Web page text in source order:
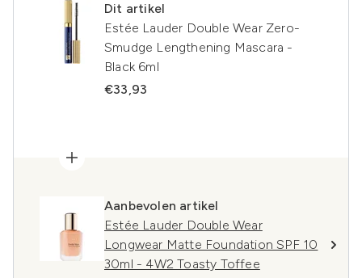
Dit artikel
Estée Lauder Double Wear Zero-
Smudge Lengthening Mascara -
Black 6ml
€33,93
Aanbevolen artikel
Estée Lauder Double Wear
Longwear Matte Foundation SPF 10
30ml - 4W2 Toasty Toffee